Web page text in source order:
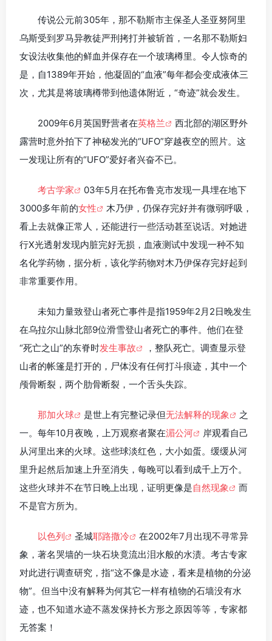
传说公元前305年，那不勒斯市主保圣人圣亚努阿里
乌斯受到罗马异教徒严刑拷打并被斩首，一名那不勒斯妇
女设法收集他的鲜血并保存在一个玻璃樽里。令人惊奇的
是，自1389年开始，他凝固的“血液”每年都会变成液体三
次，尤其是将玻璃樽带到他遗体附近，“奇迹”就会发生。
2009年6月英国野营者在英格兰
西北部的湖区野外
露营时意外拍下了神秘发光的“UFO”穿越夜空的照片。这
一发现让所有的“UFO”爱好者兴奋不已。
考古学家
03年5月在托布鲁克市发现一具埋在地下
3000多年前的女性
木乃伊，仍保存完好并有微弱呼吸，
看上去就像正常人，还能进行一些活动甚至说话。对她进
行X光透射发现内脏完好无损，血液测试中发现一种不知
名化学药物，据分析，该化学药物对木乃伊保存完好起到
非常重要作用。
未知力量致登山者死亡事件是指1959年2月2日晚发生
在乌拉尔山脉北部9位滑雪登山者死亡的事件。他们在登
“死亡之山”的东脊时发生事故
，整队死亡。调查显示登
山者的帐篷是打开的，尸体没有任何打斗痕迹，其中一个
颅骨断裂，两个肋骨断裂，一个舌头失踪。
那加火球 是世上有完整记录但无法解释的现象
之
一。每年10月夜晚，上万观察者聚在湄公河
岸观看自己
从河里出来的火球。这些球淡红色，大小如蛋。缓缓从河
里升起然后加速上升至消失，每晚可以看到成千上万个。
这些火球并不在节日晚上出现，证明更像是自然现象
而
不是官方所为。
以色列 圣城耶路撒冷
在2002年7月出现不寻常异
象，著名哭墙的一块石块竟流出泪水般的水渍。考古专家
对此进行调查研究，指“这不像是水迹，看来是植物的分泌
物”。但当中没有解释为何其它一样有植物的石墙没有水
迹，也不知道水迹不蒸发保持长方形之原因等等，专家都
无答案！